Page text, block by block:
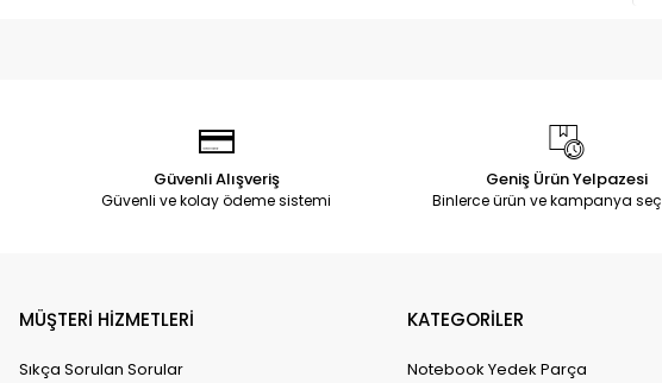
Güvenli Alışveriş
Güvenli ve kolay ödeme sistemi
Geniş Ürün Yelpazesi
Binlerce ürün ve kampanya
MÜŞTERİ HİZMETLERİ
Sıkça Sorulan Sorular
KATEGORİLER
Notebook Yedek Parça